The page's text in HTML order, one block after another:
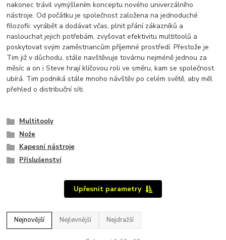
nakonec trávil vymýšlením konceptu nového univerzálního
nástroje. Od počátku je společnost založena na jednoduché
filozofii: vyrábět a dodávat včas, plnit přání zákazníků a
naslouchat jejich potřebám, zvyšovat efektivitu multitoolů a
poskytovat svým zaměstnancům příjemné prostředí. Přestože je
Tim již v důchodu, stále navštěvuje továrnu nejméně jednou za
měsíc a on i Steve hrají klíčovou roli ve směru, kam se společnost
ubírá. Tim podniká stále mnoho návštěv po celém světě, aby měl
přehled o distribuční síti.
Multitooly
Nože
Kapesní nástroje
Příslušenství
Upřesnit parametry
Nejnovější Nejlevnější Nejdražší